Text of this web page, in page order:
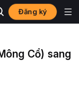
Đăng ký
Cổ) sang